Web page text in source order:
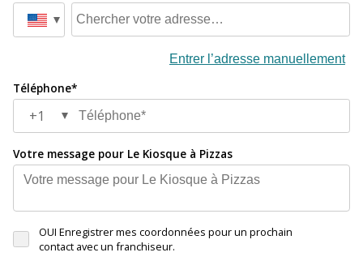
Entrer l’adresse manuellement
Téléphone*
1
Votre message pour Le Kiosque à Pizzas
OUI Enregistrer mes coordonnées pour un prochain
contact avec un franchiseur.